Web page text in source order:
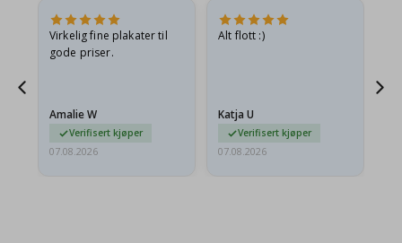
Virkelig fine plakater til
gode priser.
Amalie W
Verifisert kjøper
07.08.2026
Alt flott :)
Katja U
Verifisert kjøper
07.08.2026